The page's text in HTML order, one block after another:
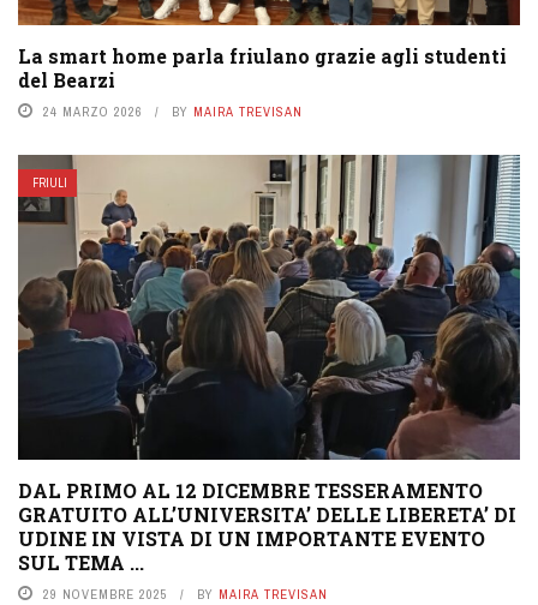
La smart home parla friulano grazie agli studenti
del Bearzi
24 MARZO 2026 BY MAIRA TREVISAN
FRIULI
DAL PRIMO AL 12 DICEMBRE TESSERAMENTO
GRATUITO ALL’UNIVERSITA’ DELLE LIBERETA’ DI
UDINE IN VISTA DI UN IMPORTANTE EVENTO
SUL TEMA ...
29 NOVEMBRE 2025 BY MAIRA TREVISAN